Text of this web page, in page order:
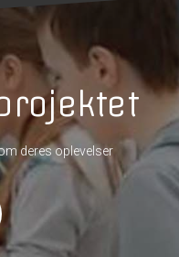
deres oplevelser